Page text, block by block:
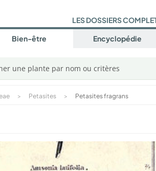
LES DOSSIERS
Bien-être Encyclopédie
une plante par nom ou critères
> Petasites > Petasites fragrans